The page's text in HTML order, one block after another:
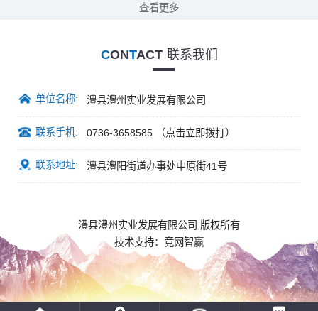
查看更多
CONTACT 联系我们
单位名称: 澧县澧州实业发展有限公司
联系手机: 0736-3658585 （点击立即拨打）
联系地址: 澧县澧阳街道办事处中原街41号
澧县澧州实业发展有限公司 版权所有
技术支持： 竞网智赢